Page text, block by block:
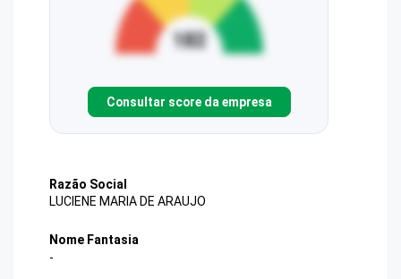
Consultar score da empresa
Razão Social
LUCIENE MARIA DE ARAUJO
Nome Fantasia
-